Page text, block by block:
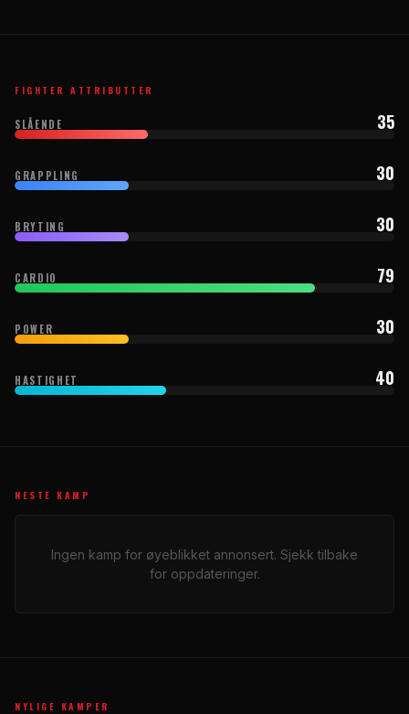
FIGHTER ATTRIBUTTER
SLÅENDE 35
GRAPPLING 30
BRYTING 30
CARDIO 79
POWER 30
HASTIGHET 40
NESTE KAMP
Ingen kamp for øyeblikket annonsert. Sjekk tilbake
for oppdateringer.
NYLIGE KAMPER